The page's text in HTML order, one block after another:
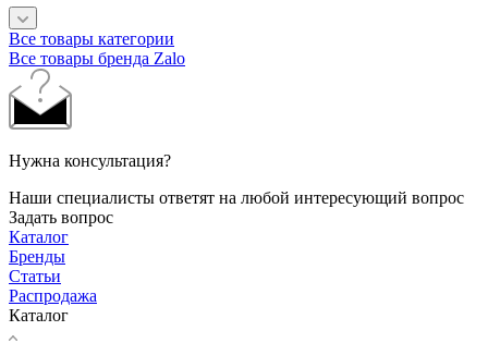
Все товары категории
Все товары бренда Zalo
Нужна консультация?
Наши специалисты ответят на любой интересующий вопрос
Задать вопрос
Каталог
Бренды
Статьи
Распродажа
Каталог